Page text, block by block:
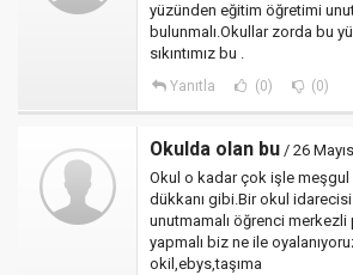
yüzünden eğitim öğretimi
bulunmalı.Okullar zorda bu
sıkıntımız bu .
Yanıtla (0) (0)
Okulda olan bu / 26
Okul o kadar çok işle
dükkanı gibi.Bir okul
unutmamalı öğrenci
yapmalı biz ne ile
okil,ebys,taşıma